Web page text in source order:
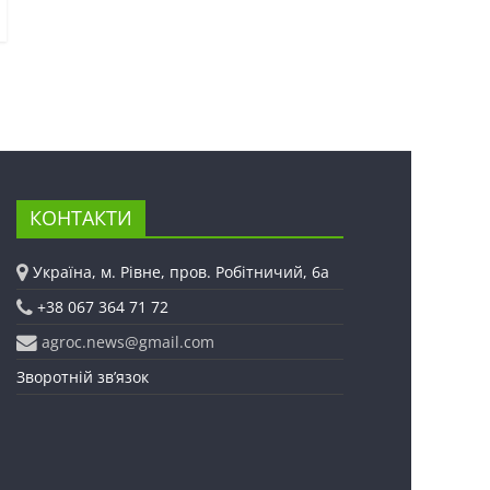
КОНТАКТИ
Україна, м. Рівне, пров. Робітничий, 6а
+38 067 364 71 72
agroc.news@gmail.com
Зворотній зв’язок